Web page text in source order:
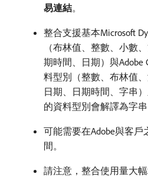
易連結。
整合支援基本Microsoft
（布林值、整數、小數
期時間、日期）與Adobe
料型別（整數、布林值、
日期、日期時間、字串
的資料型別會解譯為字串
可能需要在Adobe與客
間。
請注意，整合使用量大